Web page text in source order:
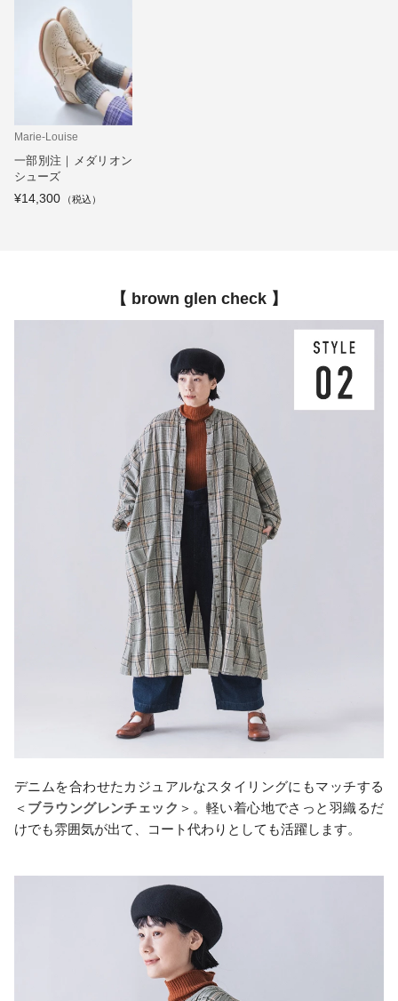
Marie-Louise
一部別注｜メダリオン
シューズ
¥14,300
【 brown glen check 】
デニムを合わせたカジュアルなスタイリングにもマッチする
＜ ブラウングレンチェック ＞。軽い着心地でさっと羽織るだ
けでも雰囲気が出て、コート代わりとしても活躍します。